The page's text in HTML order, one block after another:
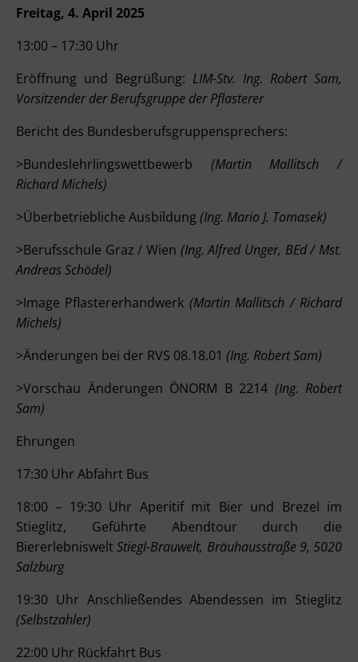
Freitag, 4. April 2025
13:00 – 17:30 Uhr
Eröffnung und Begrüßung: LIM-Stv. Ing. Robert Sam,
Vorsitzender der Berufsgruppe der Pflasterer
Bericht des Bundesberufsgruppensprechers:
>Bundeslehrlingswettbewerb (Martin Mallitsch /
Richard Michels)
>Überbetriebliche Ausbildung(Ing. Mario J. Tomasek)
>Berufsschule Graz / Wien (Ing. Alfred Unger, BEd / Mst.
Andreas Schödel)
>Image Pflastererhandwerk (Martin Mallitsch / Richard
Michels)
>Änderungen bei der RVS 08.18.01 (Ing. Robert Sam)
>Vorschau Änderungen ÖNORM B 2214 (Ing. Robert
Sam)
Ehrungen
17:30 Uhr Abfahrt Bus
18:00 – 19:30 Uhr Aperitif mit Bier und Brezel im
Stieglitz, Geführte Abendtour durch die
BiererlebnisweltStiegl-Brauwelt, Bräuhausstraße 9, 5020
Salzburg
19:30 Uhr Anschließendes Abendessen im Stieglitz
(Selbstzahler)
22:00 Uhr Rückfahrt Bus